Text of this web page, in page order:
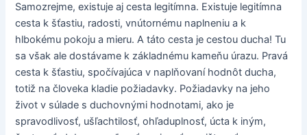
Samozrejme, existuje aj cesta legitímna. Existuje legitímna
cesta k šťastiu, radosti, vnútornému naplneniu a k
hlbokému pokoju a mieru. A táto cesta je cestou ducha! Tu
sa však ale dostávame k základnému kameňu úrazu. Pravá
cesta k šťastiu, spočívajúca v naplňovaní hodnôt ducha,
totiž na človeka kladie požiadavky. Požiadavky na jeho
život v súlade s duchovnými hodnotami, ako je
spravodlivosť, ušľachtilosť, ohľaduplnosť, úcta k iným,